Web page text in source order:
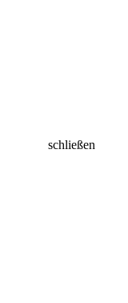
schließen